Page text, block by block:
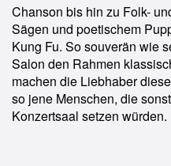
Chanson bis hin zu Folk-
Sägen und poetischem
Kung Fu. So souverän wie
Salon den Rahmen
machen die Liebhaber
so jene Menschen, die
Konzertsaal setzen würden.